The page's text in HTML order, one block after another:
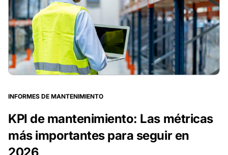
INFORMES DE MANTENIMIENTO
KPI de mantenimiento: Las métricas
más importantes para seguir en